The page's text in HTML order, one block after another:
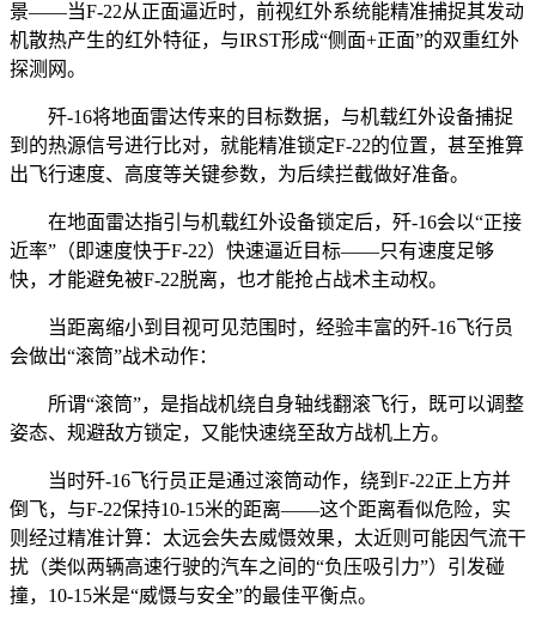
景——当F-22从正面逼近时，前视红外系统能精准捕捉其发动
机散热产生的红外特征，与IRST形成“侧面+正面”的双重红外
探测网。
歼-16将地面雷达传来的目标数据，与机载红外设备捕捉
到的热源信号进行比对，就能精准锁定F-22的位置，甚至推算
出飞行速度、高度等关键参数，为后续拦截做好准备。
在地面雷达指引与机载红外设备锁定后，歼-16会以“正接
近率”（即速度快于F-22）快速逼近目标——只有速度足够
快，才能避免被F-22脱离，也才能抢占战术主动权。
当距离缩小到目视可见范围时，经验丰富的歼-16飞行员
会做出“滚筒”战术动作：
所谓“滚筒”，是指战机绕自身轴线翻滚飞行，既可以调整
姿态、规避敌方锁定，又能快速绕至敌方战机上方。
当时歼-16飞行员正是通过滚筒动作，绕到F-22正上方并
倒飞，与F-22保持10-15米的距离——这个距离看似危险，实
则经过精准计算：太远会失去威慑效果，太近则可能因气流干
扰（类似两辆高速行驶的汽车之间的“负压吸引力”）引发碰
撞，10-15米是“威慑与安全”的最佳平衡点。